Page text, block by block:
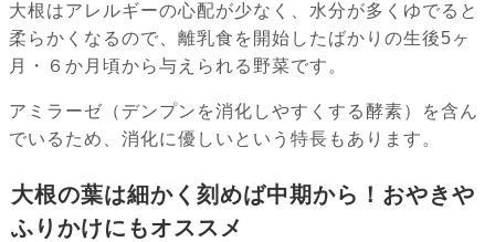
大根はアレルギーの心配が少なく、水分が多くゆでると
柔らかくなるので、離乳食を開始したばかりの生後5ヶ
月・６か月頃から与えられる野菜です。
アミラーゼ（デンプンを消化しやすくする酵素）を含ん
でいるため、消化に優しいという特長もあります。
大根の葉は細かく刻めば中期から！おやきや
ふりかけにもオススメ